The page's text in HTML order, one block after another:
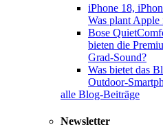
iPhone 18,
Was plant Apple
Bose
bieten die
Grad-Sound?
Was bietet das
Outdoor-
alle Blog-Beiträge
Newsletter